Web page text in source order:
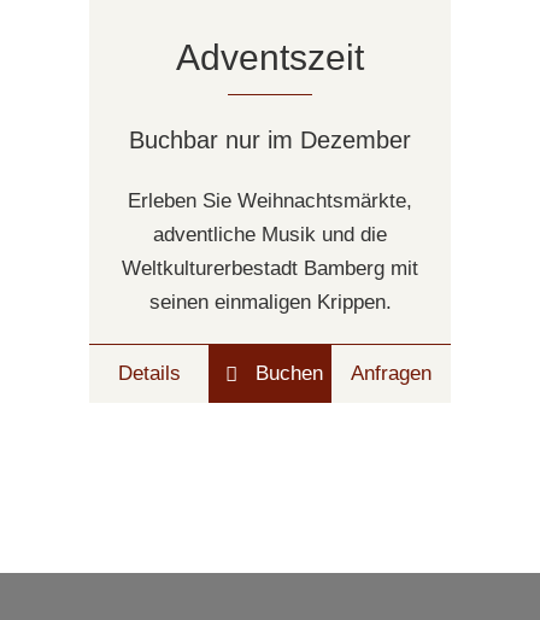
Adventszeit
Buchbar nur im Dezember
Erleben Sie Weihnachtsmärkte,
adventliche Musik und die
Weltkulturerbestadt Bamberg mit
seinen einmaligen Krippen.
Details Buchen Anfragen